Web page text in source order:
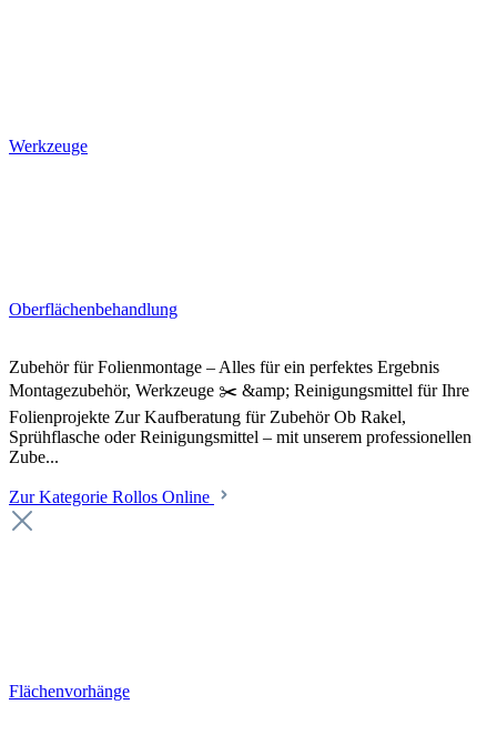
Werkzeuge
Oberflächenbehandlung
Zubehör für Folienmontage – Alles für ein perfektes Ergebnis
Montagezubehör, Werkzeuge ✂️ &amp; Reinigungsmittel für Ihre
Folienprojekte Zur Kaufberatung für Zubehör Ob Rakel,
Sprühflasche oder Reinigungsmittel – mit unserem professionellen
Zube...
Zur Kategorie Rollos Online
Flächenvorhänge